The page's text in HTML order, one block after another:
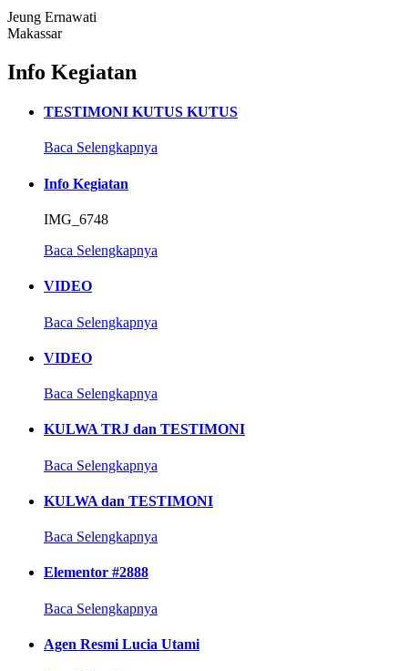
Jeung Ernawati
Makassar
Info Kegiatan
TESTIMONI KUTUS KUTUS
Baca Selengkapnya
Info Kegiatan
IMG_6748
Baca Selengkapnya
VIDEO
Baca Selengkapnya
VIDEO
Baca Selengkapnya
KULWA TRJ dan TESTIMONI
Baca Selengkapnya
KULWA dan TESTIMONI
Baca Selengkapnya
Elementor #2888
Baca Selengkapnya
Agen Resmi Lucia Utami